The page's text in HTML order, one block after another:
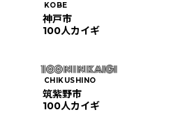
KOBE
神戸市
100人カイギ
CHIKUSHINO
筑紫野市
100人カイギ